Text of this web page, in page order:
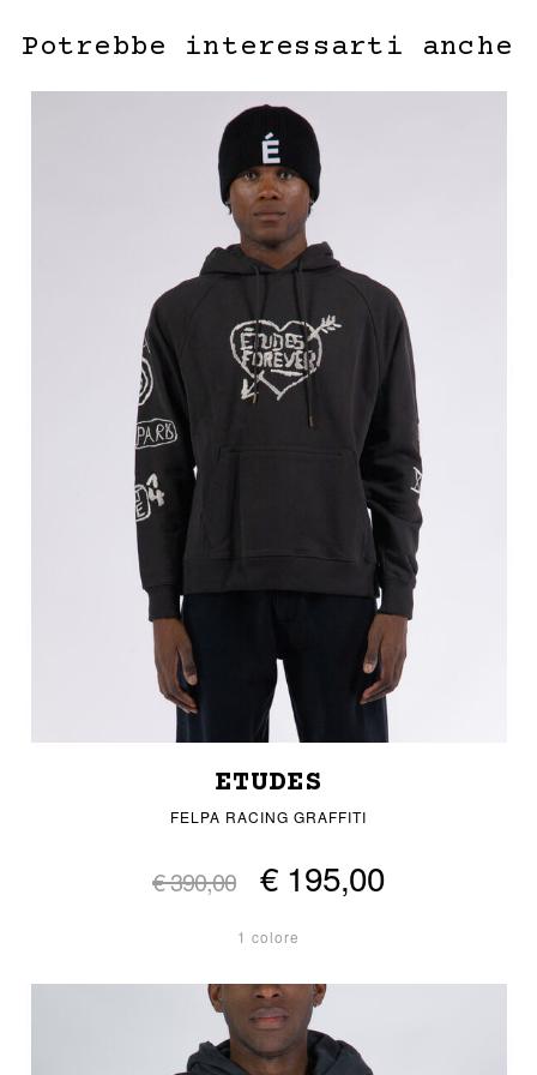
Potrebbe interessarti anche
ETUDES
FELPA RACING GRAFFITI
€ 390,00 € 195,00
1 colore